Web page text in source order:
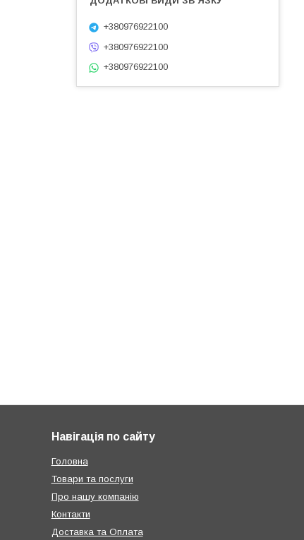
+380976922100
+380976922100
+380976922100
Навігація по сайту
Головна
Товари та послуги
Про нашу компанію
Контакти
Доставка та Оплата